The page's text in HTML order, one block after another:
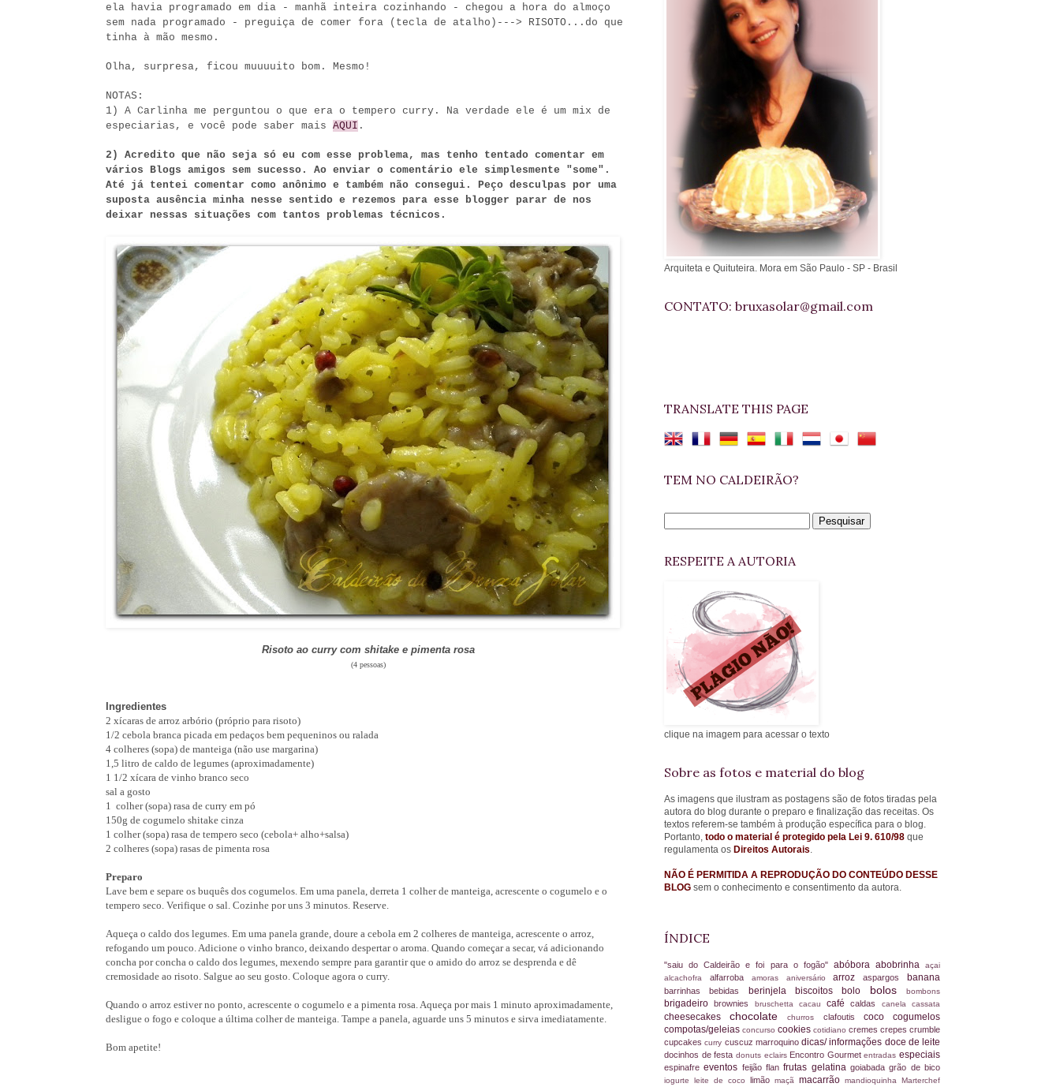
ela havia programado em dia - manhã inteira cozinhando - chegou a hora do almoço
sem nada programado - preguiça de comer fora (tecla de atalho)---> RISOTO...do que
tinha à mão mesmo.
Olha, surpresa, ficou muuuuito bom. Mesmo!
NOTAS:
1) A Carlinha me perguntou o que era o tempero curry. Na verdade ele é um mix de
especiarias, e você pode saber mais AQUI .
2) Acredito que não seja só eu com esse problema, mas tenho tentado comentar em
vários Blogs amigos sem sucesso. Ao enviar o comentário ele simplesmente "some".
Até já tentei comentar como anônimo e também não consegui. Peço desculpas por uma
suposta ausência minha nesse sentido e rezemos para esse blogger parar de nos
deixar nessas situações com tantos problemas técnicos.
Risoto ao curry com shitake e pimenta rosa
(4 pessoas)
Ingredientes
2 xícaras de arroz arbório (próprio para risoto)
1/2 cebola branca picada em pedaços bem pequeninos ou ralada
4 colheres (sopa) de manteiga (não use margarina)
1,5 litro de caldo de legumes (aproximadamente)
1 1/2 xícara de vinho branco seco
sal a gosto
1 colher (sopa) rasa de curry em pó
150g de cogumelo shitake cinza
1 colher (sopa) rasa de tempero seco (cebola+ alho+salsa)
2 colheres (sopa) rasas de pimenta rosa
Preparo
Lave bem e separe os buquês dos cogumelos. Em uma panela, derreta 1 colher de manteiga, acrescente o cogumelo e o
tempero seco. Verifique o sal. Cozinhe por uns 3 minutos. Reserve.
Aqueça o caldo dos legumes. Em uma panela grande, doure a cebola em 2 colheres de manteiga, acrescente o arroz,
refogando um pouco. Adicione o vinho branco, deixando despertar o aroma. Quando começar a secar, vá adicionando
concha por concha o caldo dos legumes, mexendo sempre para garantir que o amido do arroz se desprenda e dê
cremosidade ao risoto. Salgue ao seu gosto. Coloque agora o curry.
Quando o arroz estiver no ponto, acrescente o cogumelo e a pimenta rosa. Aqueça por mais 1 minuto aproximadamente,
desligue o fogo e coloque a última colher de manteiga. Tampe a panela, aguarde uns 5 minutos e sirva imediatamente.
Bom apetite!
Arquiteta e Quituteira. Mora em São Paulo - SP - Brasil
CONTATO: bruxasolar@gmail.com
TRANSLATE THIS PAGE
TEM NO CALDEIRÃO?
RESPEITE A AUTORIA
clique na imagem para acessar o texto
Sobre as fotos e material do blog
As imagens que ilustram as postagens são de fotos tiradas pela
autora do blog durante o preparo e finalização das receitas. Os
textos referem-se também à produção específica para o blog.
Portanto, todo o material é protegido pela Lei 9. 610/98 que
regulamenta os Direitos Autorais.
NÃO É PERMITIDA A REPRODUÇÃO DO CONTEÚDO DESSE
BLOG sem o conhecimento e consentimento da autora.
ÍNDICE
"saiu do Caldeirão e foi para o fogão" abóbora abobrinhaaçai
alcachofra alfarroba amoras aniversárioarrozaspargos banana
barrinhasbebidas berinjela biscoitos bolo bolosbombons
brigadeirobrownies bruschetta cacaucafécaldas canelacassata
cheesecakeschocolatechurros clafoutis cococogumelos
compotas/geleias concurso cookies cotidiano cremes crepes crumble
cupcakescurry cuscuz marroquino dicas/ informações doce de leite
docinhos de festa donuts eclairs Encontro Gourmetentradas especiais
espinafreeventos feijãoflanfrutas gelatinagoiabadagrão de bico
iogurte leite de coco limão maçã macarrão mandioquinha Marterchef